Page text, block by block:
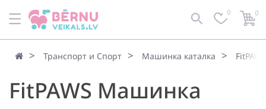
0 0
Транспорт и Спорт Машинка каталка
FitPAWS Машинка